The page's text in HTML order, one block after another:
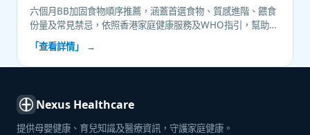
六個月BB加固食物順序推薦，涵蓋首選食物、質感進階、餵食
份量及常見禁忌，依照香港家庭健康服務及WHO指引，幫助新
手父母輕鬆掌握BB加固每個步驟。
「查看詳情」 →
Nexus Healthcare
提供母嬰健康、育兒知識及醫療資訊，守護家庭健康。